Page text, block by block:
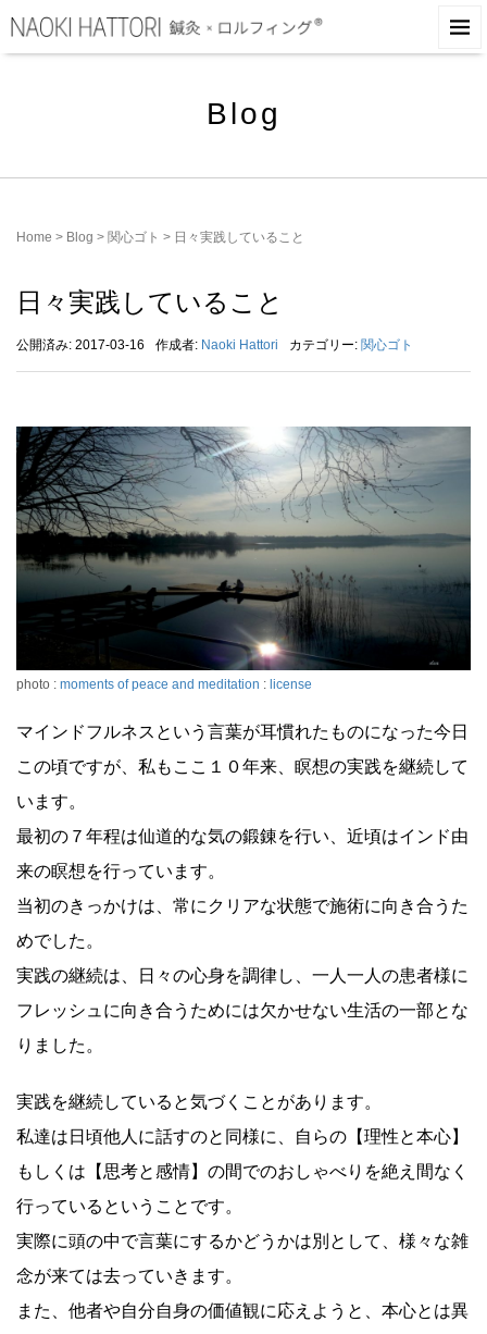
Blog
Home > Blog > 関心ゴト > 日々実践していること
日々実践していること
公開済み: 2017-03-16 作成者: Naoki Hattori カテゴリー: 関心ゴト
photo : moments of peace and meditation : license
マインドフルネスという言葉が耳慣れたものになった今日
この頃ですが、私もここ１０年来、瞑想の実践を継続して
います。
最初の７年程は仙道的な気の鍛錬を行い、近頃はインド由
来の瞑想を行っています。
当初のきっかけは、常にクリアな状態で施術に向き合うた
めでした。
実践の継続は、日々の心身を調律し、一人一人の患者様に
フレッシュに向き合うためには欠かせない生活の一部とな
りました。
実践を継続していると気づくことがあります。
私達は日頃他人に話すのと同様に、自らの【理性と本心】
もしくは【思考と感情】の間でのおしゃべりを絶え間なく
行っているということです。
実際に頭の中で言葉にするかどうかは別として、様々な雑
念が来ては去っていきます。
また、他者や自分自身の価値観に応えようと、本心とは異